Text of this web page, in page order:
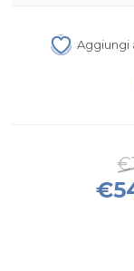
Aggiungi